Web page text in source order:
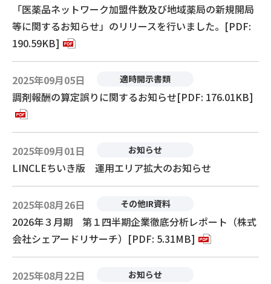
「医薬品ネットワーク加盟件数及び地域薬局の新規開局
等に関するお知らせ」のリリースを行いました。[PDF:
190.59KB]
2025年09月05日 適時開示書類
調剤報酬の算定誤りに関するお知らせ[PDF: 176.01KB]
2025年09月01日 お知らせ
LINCLEちいき版 運用エリア拡大のお知らせ
2025年08月26日 その他IR資料
2026年３月期 第１四半期企業徹底分析レポート（株式
会社シェアードリサーチ）[PDF: 5.31MB]
2025年08月22日 お知らせ